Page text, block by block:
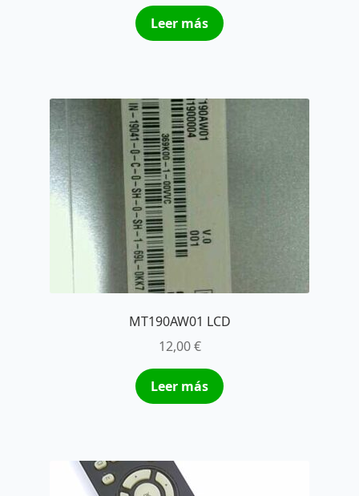
Leer más
MT190AW01 LCD
12,00€
Leer más